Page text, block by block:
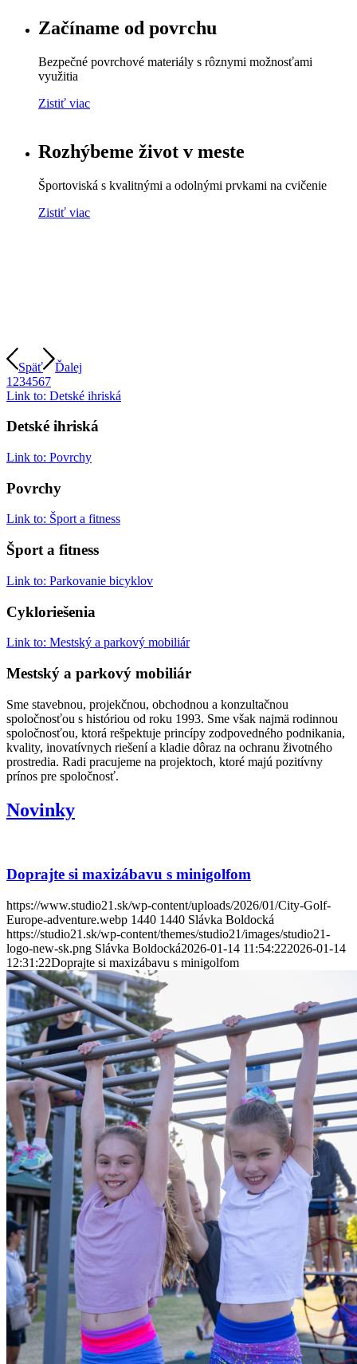
Začíname od povrchu
Bezpečné povrchové materiály s rôznymi možnosťami
využitia
Zistiť viac
Rozhýbeme život v meste
Športoviská s kvalitnými a odolnými prvkami na cvičenie
Zistiť viac
Späť
Ďalej
1 234567
Link to: Detské ihriská
Detské ihriská
Link to: Povrchy
Povrchy
Link to: Šport a fitness
Šport a fitness
Link to: Parkovanie bicyklov
Cykloriešenia
Link to: Mestský a parkový mobiliár
Mestský a parkový mobiliár
Sme stavebnou, projekčnou, obchodnou a konzultačnou
spoločnosťou s históriou od roku 1993. Sme však najmä rodinnou
spoločnosťou, ktorá rešpektuje princípy zodpovedného podnikania,
kvality, inovatívnych riešení a kladie dôraz na ochranu životného
prostredia. Radi pracujeme na projektoch, ktoré majú pozitívny
prínos pre spoločnosť.
Novinky
Doprajte si maxizábavu s minigolfom
https://www.studio21.sk/wp-content/uploads/2026/01/City-Golf-
Europe-adventure.webp 1440 1440 Slávka Boldocká
https://studio21.sk/wp-content/themes/studio21/images/studio21-
logo-new-sk.png Slávka Boldocká2026-01-14 11:54:222026-01-14
12:31:22Doprajte si maxizábavu s minigolfom